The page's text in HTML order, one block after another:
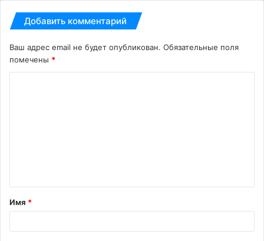
Добавить комментарий
Ваш адрес email не будет опубликован. Обязательные поля
помечены *
т
а
Имя *